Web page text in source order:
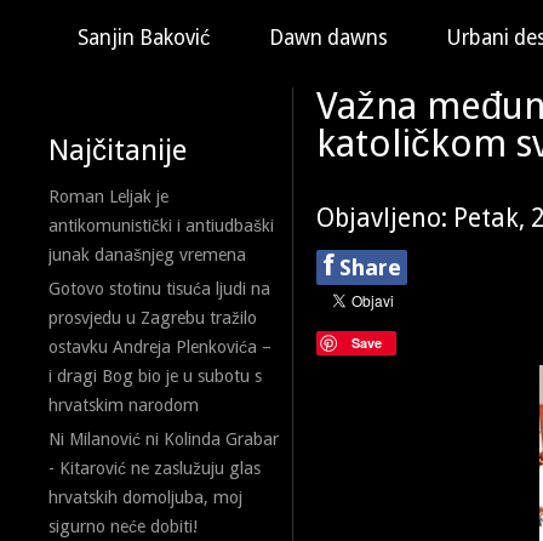
Sanjin Baković Dawn dawns Urbani
Najčitanije
Roman Leljak je
antikomunistički i antiudbaški
junak današnjeg vremena
Gotovo stotinu tisuća ljudi na
prosvjedu u Zagrebu tražilo
ostavku Andreja Plenkovića –
i dragi Bog bio je u subotu s
hrvatskim narodom
Ni Milanović ni Kolinda Grabar
- Kitarović ne zaslužuju glas
hrvatskih domoljuba, moj
sigurno neće dobiti!
Važna
katoličkom
Objavljeno: Petak,
f Share
Save